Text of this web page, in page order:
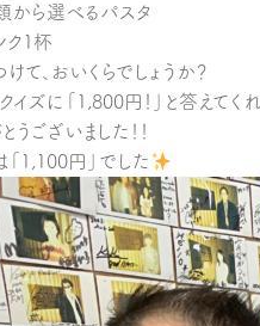
から選べるパスタ
ク1杯
て、おいくらでしょうか？
イズに「1,800円！」と答えてく
うございました！！
「1,100円」でした